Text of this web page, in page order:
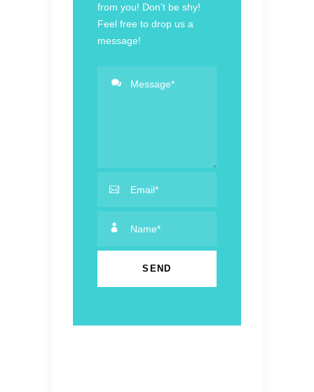
from you! Don’t be shy!
Feel free to drop us a
message!